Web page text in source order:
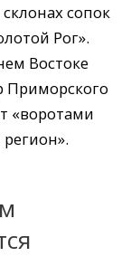
сопок
Рог».
Востоке
Приморского
«воротами